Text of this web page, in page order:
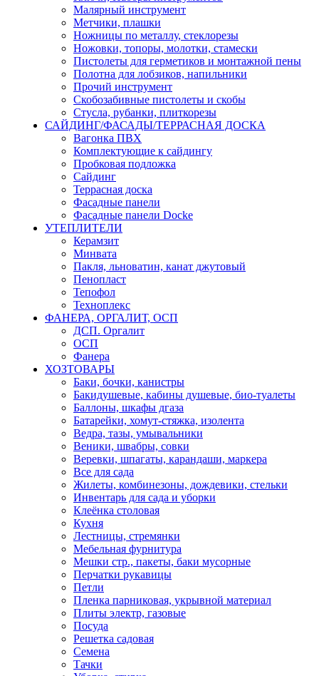
Малярный инструмент
Метчики, плашки
Ножницы по металлу, стеклорезы
Ножовки, топоры, молотки, стамески
Пистолеты для герметиков и монтажной пены
Полотна для лобзиков, напильники
Прочий инструмент
Скобозабивные пистолеты и скобы
Стусла, рубанки, плиткорезы
САЙДИНГ/ФАСАДЫ/ТЕРРАСНАЯ ДОСКА
Вагонка ПВХ
Комплектующие к сайдингу
Пробковая подложка
Сайдинг
Террасная доска
Фасадные панели
Фасадные панели Docke
УТЕПЛИТЕЛИ
Керамзит
Минвата
Пакля, льноватин, канат джутовый
Пенопласт
Тепофол
Техноплекс
ФАНЕРА, ОРГАЛИТ, ОСП
ДСП. Оргалит
ОСП
Фанера
ХОЗТОВАРЫ
Баки, бочки, канистры
Бакидушевые, кабины душевые, био-туалеты
Баллоны, шкафы дгаза
Батарейки, хомут-стяжка, изолента
Ведра, тазы, умывальники
Веники, швабры, совки
Веревки, шпагаты, карандаши, маркера
Все для сада
Жилеты, комбинезоны, дождевики, стельки
Инвентарь для сада и уборки
Клеёнка столовая
Кухня
Лестницы, стремянки
Мебельная фурнитура
Мешки стр., пакеты, баки мусорные
Перчатки рукавицы
Петли
Пленка парниковая, укрывной материал
Плиты электр, газовые
Посуда
Решетка садовая
Семена
Тачки